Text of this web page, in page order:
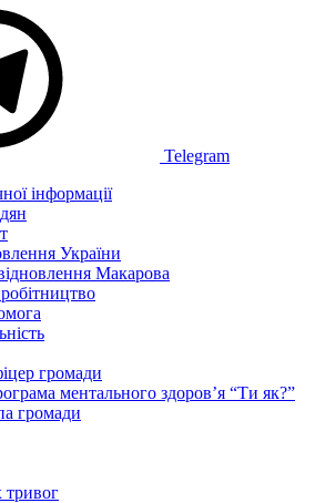
Telegram
інформації
України
Макарова
громади
ментального здоров’я “Ти як?”
громади
тривог